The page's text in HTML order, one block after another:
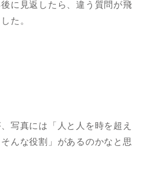
に見返したら、違う質問が飛
た。
写真には「人と人を時を超え
んな役割」があるのかなと思